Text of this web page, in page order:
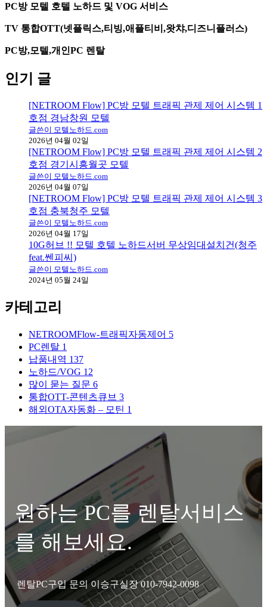
PC방 모텔 호텔 노하드 및 VOG 서비스
TV 통합OTT(넷플릭스,티빙,애플티비,왓챠,디즈니플러스)
PC방,모텔,개인PC 렌탈
인기 글
[NETROOM Flow] PC방 모텔 트래픽 관제 제어 시스템 1
호점 경남창원 모텔
글쓴이 모텔노하드.com
2026년 04월 02일
[NETROOM Flow] PC방 모텔 트래픽 관제 제어 시스템 2
호점 경기시흥월곳 모텔
글쓴이 모텔노하드.com
2026년 04월 07일
[NETROOM Flow] PC방 모텔 트래픽 관제 제어 시스템 3
호점 충북청주 모텔
글쓴이 모텔노하드.com
2026년 04월 17일
10G허브 !! 모텔 호텔 노하드서버 무상임대설치건(청주
feat.쎈피씨)
글쓴이 모텔노하드.com
2024년 05월 24일
카테고리
NETROOMFlow-트래픽자동제어 5
PC렌탈 1
납품내역 137
노하드/VOG 12
많이 묻는 질문 6
통합OTT-콘텐츠큐브 3
해외OTA자동화 – 모틴 1
원하는 PC를 렌탈서비스
를 해보세요.
렌탈PC구입 문의 이승구실장 010-7942-0098